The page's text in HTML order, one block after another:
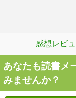
感想レビ
あなたも読書メ
みませんか？